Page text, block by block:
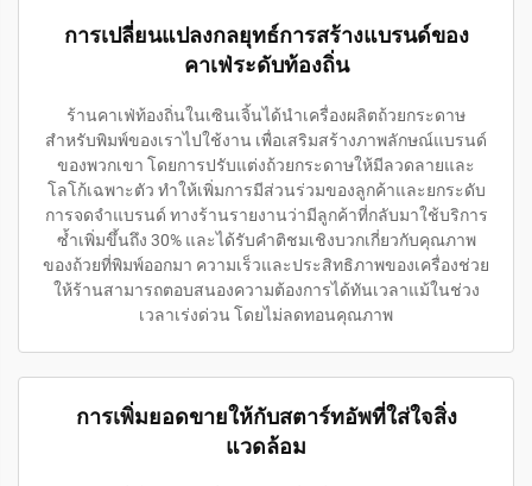
การเปลี่ยนแปลงกลยุทธ์การสร้างแบรนด์ของ
คาเฟ่ระดับท้องถิ่น
ร้านคาเฟ่ท้องถิ่นในเซินเจิ้นได้นำเครื่องผลิตถ้วยกระดาษ
สำหรับพิมพ์ของเราไปใช้งาน เพื่อเสริมสร้างภาพลักษณ์แบรนด์
ของพวกเขา โดยการปรับแต่งถ้วยกระดาษให้มีลวดลายและ
โลโก้เฉพาะตัว ทำให้เพิ่มการมีส่วนร่วมของลูกค้าและยกระดับ
การจดจำแบรนด์ ทางร้านรายงานว่ามีลูกค้าที่กลับมาใช้บริการ
ซ้ำเพิ่มขึ้นถึง 30% และได้รับคำติชมเชิงบวกเกี่ยวกับคุณภาพ
ของถ้วยที่พิมพ์ออกมา ความเร็วและประสิทธิภาพของเครื่องช่วย
ให้ร้านสามารถตอบสนองความต้องการได้ทันเวลาแม้ในช่วง
เวลาเร่งด่วน โดยไม่ลดทอนคุณภาพ
การเพิ่มยอดขายให้กับสตาร์ทอัพที่ใส่ใจสิ่ง
แวดล้อม